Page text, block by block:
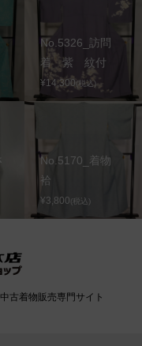
No.5326_訪問
着 紫 紋付
¥14,300(税込)
No.5170_着物
袷
¥3,800(税込)
古着物販売専門サイト